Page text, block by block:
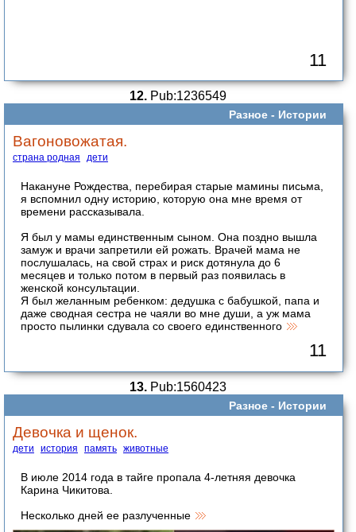
11
12. Pub:1236549
Разное - Истории
Вагоновожатая.
страна родная дети
Накануне Рождества, перебирая старые мамины письма,
я вспомнил одну историю, которую она мне время от
времени рассказывала.
Я был у мамы единственным сыном. Она поздно вышла
замуж и врачи запретили ей рожать. Врачей мама не
послушалась, на свой страх и риск дотянула до 6
месяцев и только потом в первый раз появилась в
женской консультации.
Я был желанным ребенком: дедушка с бабушкой, папа и
даже сводная сестра не чаяли во мне души, а уж мама
просто пылинки сдувала со своего единственного
11
13. Pub:1560423
Разное - Истории
Девочка и щенок.
дети история память животные
В июле 2014 года в тайге пропала 4-летняя девочка
Карина Чикитова.
Несколько дней ее разлученные